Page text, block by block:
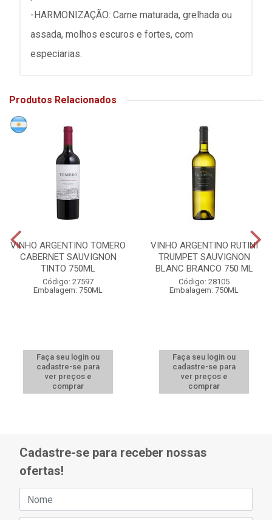
-HARMONIZAÇÃO: Carne maturada, grelhada ou
assada, molhos escuros e fortes, com
especiarias.
Produtos Relacionados
VINHO ARGENTINO TOMERO
CABERNET SAUVIGNON
TINTO 750ML
Código: 27597
Embalagem: 750ML
Faça seu login ou
cadastre-se para
ver preços e
comprar
VINHO ARGENTINO RUTINI
TRUMPET SAUVIGNON
BLANC BRANCO 750 ML
Código: 28105
Embalagem: 750ML
Faça seu login ou
cadastre-se para
ver preços e
comprar
Cadastre-se para receber nossas
ofertas!